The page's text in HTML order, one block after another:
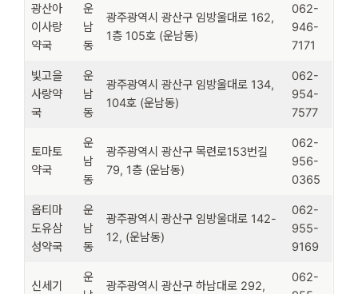
광산아
이사랑
약국
운
남
동
광주광역시 광산구 임방울대로 162,
1층 105호 (운남동)
062-
946-
7171
빛고을
사랑약
국
운
남
동
광주광역시 광산구 임방울대로 134,
104호 (운남동)
062-
954-
7577
토마토
약국
운
남
동
광주광역시 광산구 목련로153번길
79, 1층 (운남동)
062-
956-
0365
옵티마
도유삼
성약국
운
남
동
광주광역시 광산구 임방울대로 142-
12, (운남동)
062-
955-
9169
신세기
운
광주광역시 광산구 하남대로 292,
062-